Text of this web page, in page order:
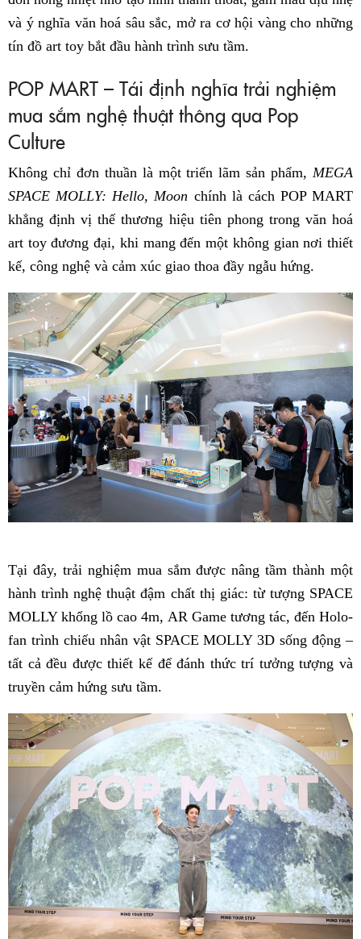
và ý nghĩa văn hoá sâu sắc, mở ra cơ hội vàng cho những
tín đồ art toy bắt đầu hành trình sưu tầm.
POP MART – Tái định nghĩa trải nghiệm
mua sắm nghệ thuật thông qua Pop
Culture
Không chỉ đơn thuần là một triển lãm sản phẩm, MEGA
SPACE MOLLY: Hello, Moon chính là cách POP MART
khẳng định vị thế thương hiệu tiên phong trong văn hoá
art toy đương đại, khi mang đến một không gian nơi thiết
kế, công nghệ và cảm xúc giao thoa đầy ngẫu hứng.
Tại đây, trải nghiệm mua sắm được nâng tầm thành một
hành trình nghệ thuật đậm chất thị giác: từ tượng SPACE
MOLLY khổng lồ cao 4m, AR Game tương tác, đến Holo-
fan trình chiếu nhân vật SPACE MOLLY 3D sống động –
tất cả đều được thiết kế để đánh thức trí tưởng tượng và
truyền cảm hứng sưu tầm.